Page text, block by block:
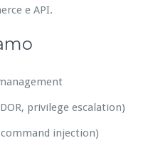
e API.
privilege escalation)
injection)